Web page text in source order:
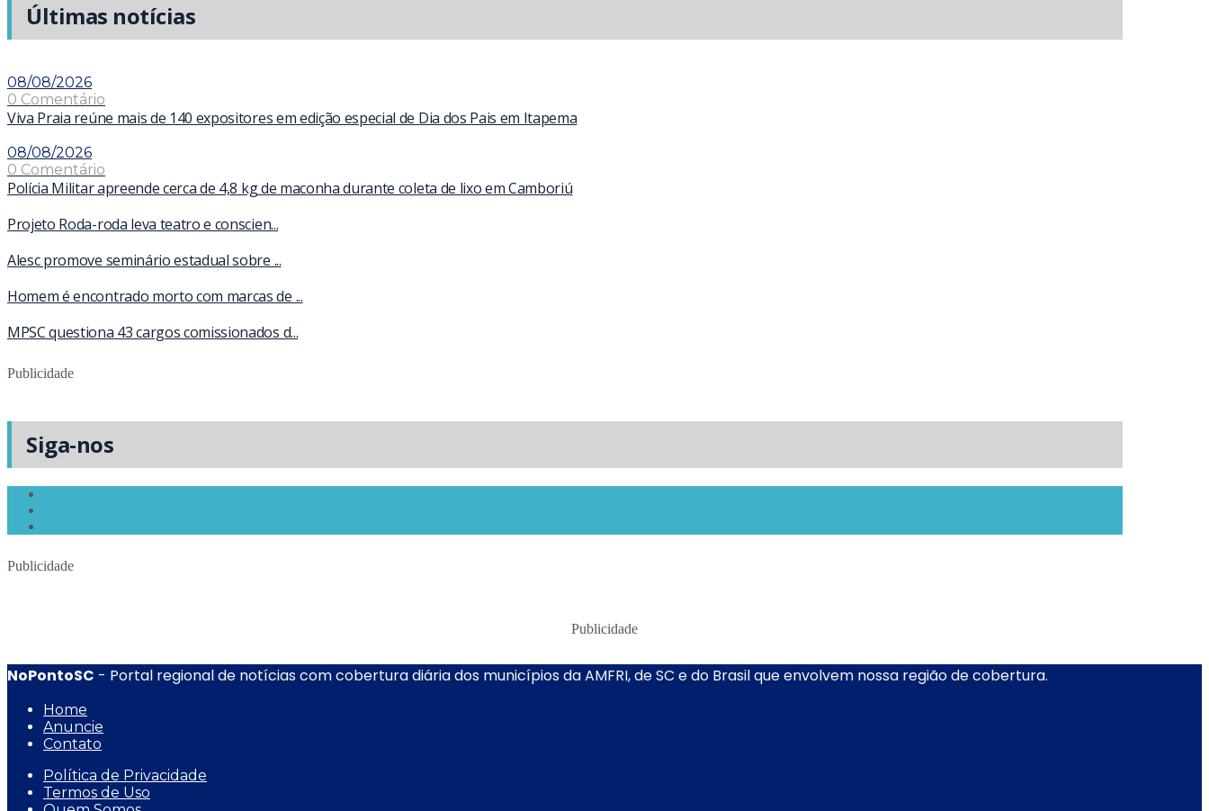
Últimas notícias
08/08/2026
0 Comentário
Viva Praia reúne mais de 140 expositores em edição especial de Dia dos Pais em Itapema
08/08/2026
0 Comentário
Polícia Militar apreende cerca de 4,8 kg de maconha durante coleta de lixo em Camboriú
Projeto Roda-roda leva teatro e conscien...
Alesc promove seminário estadual sobre ...
Homem é encontrado morto com marcas de ...
MPSC questiona 43 cargos comissionados d...
Publicidade
Siga-nos
Publicidade
Publicidade
NoPontoSC - Portal regional de notícias com cobertura diária dos municípios da AMFRI, de SC e do Brasil que envolvem nossa região de cobertura.
Home
Anuncie
Contato
Política de Privacidade
Termos de Uso